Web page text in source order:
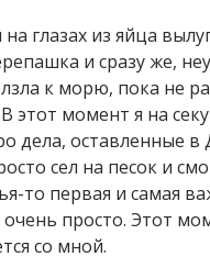
глазах из яйца
и сразу же,
к морю, пока не
этот момент я на
дела, оставленные в
сел на песок и
то первая и самая
просто. Этот
со мной.